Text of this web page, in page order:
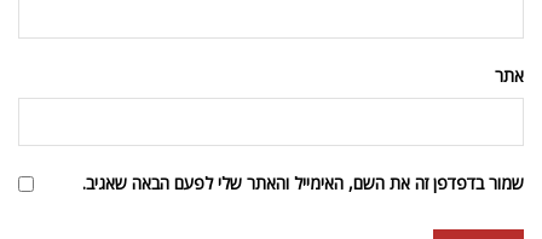
אתר
שמור בדפדפן זה את השם, האימייל והאתר שלי לפעם הבאה שאגיב.